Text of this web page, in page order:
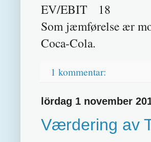
EV/EBIT 18
Som jæmførelse ær
Coca-Cola.
1 kommentar:
lördag 1 november
Værdering av